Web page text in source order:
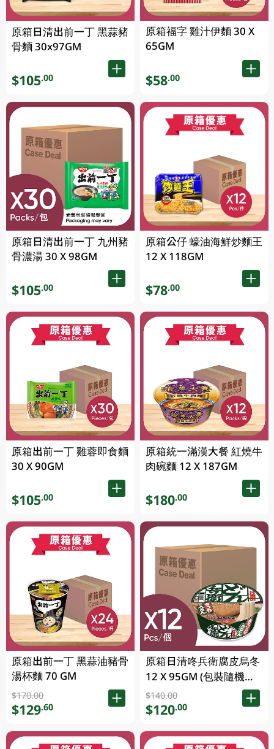
原箱日清出前一丁 黑蒜豬
骨麵 30x97GM
$105.00
原箱日清出前一丁 九州豬
骨濃湯 30 X 98GM
$105.00
原箱出前一丁 雞蓉即食麵
30 X 90GM
$105.00
原箱出前一丁 黑蒜油豬骨
湯杯麵 70 GM
$170.00
$129.60
原箱福字 雞汁伊麵 30 X
65GM
$58.00
原箱公仔 蠔油海鮮炒麵王
12 X 118GM
$78.00
原箱統一滿漢大餐 紅燒牛
肉碗麵 12 X 187GM
$180.00
原箱日清咚兵衛腐皮烏冬
12 X 95GM (包裝隨機發
放) (有效期至2026年8月
9號)
$140.00
$120.00